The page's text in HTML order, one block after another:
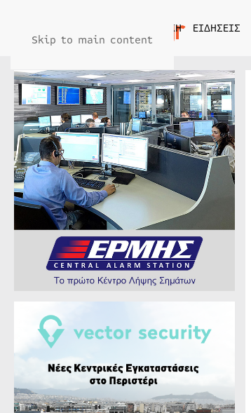
Skip to main content
ΑΡΧΙΚΗ ΕΙΔΗΣΕΙΣ